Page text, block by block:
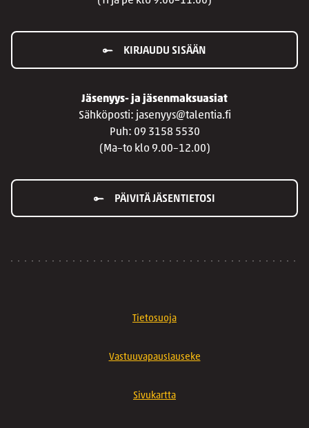
KIRJAUDU SISÄÄN
Jäsenyys- ja jäsenmaksuasiat
Sähköposti: jasenyys@talentia.fi
Puh: 09 3158 5530
(Ma–to klo 9.00–12.00)
PÄIVITÄ JÄSENTIETOSI
Tietosuoja
Vastuuvapauslauseke
Sivukartta